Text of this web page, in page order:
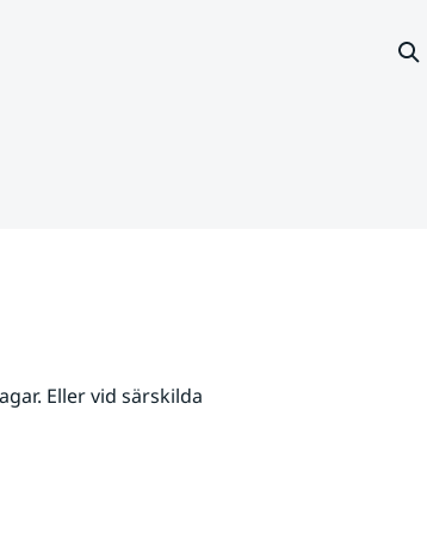
Eller vid särskilda